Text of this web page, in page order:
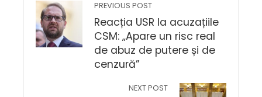
PREVIOUS POST
Reacția USR la acuzațiile
CSM: „Apare un risc real
de abuz de putere și de
cenzură”
NEXT POST